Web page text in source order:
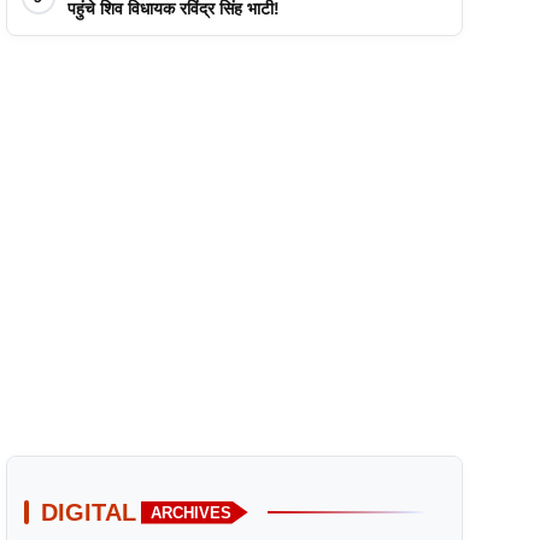
पहुंचे शिव विधायक रविंद्र सिंह भाटी!
DIGITAL ARCHIVES